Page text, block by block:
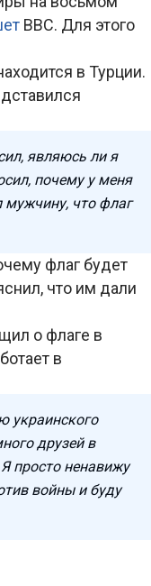
BBC. Для этого
в Турции.
являюсь ли я
почему у меня
мужчину, что флаг
флаг будет
что им дали
о флаге в
в
украинского
друзей в
просто ненавижу
войны и буду